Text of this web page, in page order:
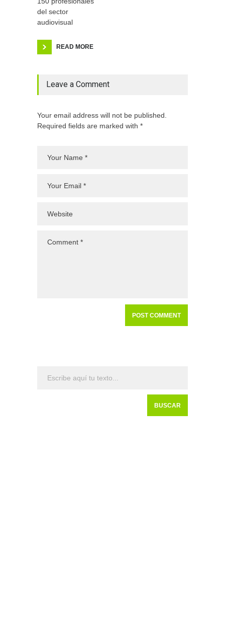
del sector
audiovisual
READ MORE
Leave a Comment
Your email address will not be published.
Required fields are marked with *